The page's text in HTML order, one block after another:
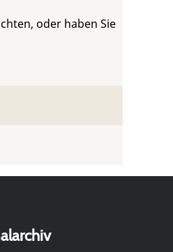
oder haben Sie